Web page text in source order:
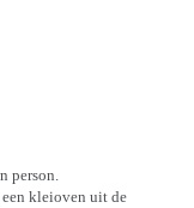
person.
kleioven uit de